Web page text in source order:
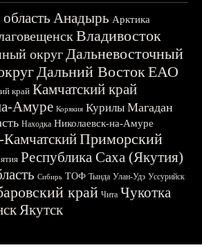
Анадырь Арктика
Владивосток
округДальневосточный
Дальний ВостокЕАО
край Камчатский край
Амуре Корякия Курилы Магадан
Находка Николаевск-на-Амуре
Приморский
Республика Саха (Якутия)
Сибирь ТОФ Тында Улан-Удэ Уссурийск
край Чита Чукотка
Якутск